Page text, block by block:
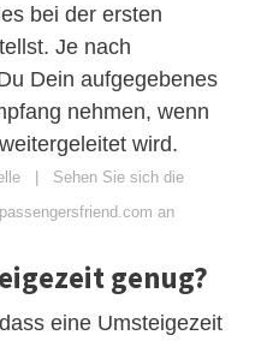
bei der ersten
Je nach
Dein aufgegebenes
nehmen, wenn
wird.
| Sehen Sie sich die
an
genug?
eine Umsteigezeit